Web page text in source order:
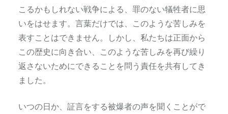
こるかもしれない戦争による、罪のない犠牲者に思
いをはせます。言葉だけでは、このような苦しみを
表すことはできません。しかし、私たちは正面から
この歴史に向き合い、このような苦しみを再び繰り
返さないためにできることを問う責任を共有してき
ました。
いつの日か、証言をする被爆者の声を聞くことがで